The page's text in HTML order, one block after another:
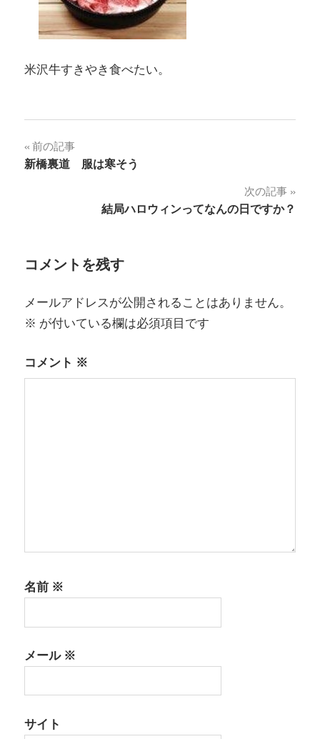
米沢牛すきやき食べたい。
投
稿
ゲ
ー
シ
ン
前の記事
新橋裏道 服は寒そう
次の記事
結局ハロウィンってなんの日ですか？
コメントを残す
メールアドレスが公開されることはありません。
※ が付いている欄は必須項目です
コメント ※
名前 ※
メール※
サイト